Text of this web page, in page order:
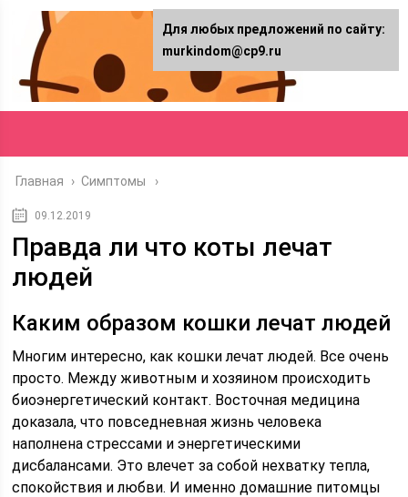
Главная › Симптомы
09.12.2019
Правда ли что коты лечат
людей
Каким образом кошки лечат людей
Многим интересно, как кошки лечат людей. Все очень
просто. Между животным и хозяином происходить
биоэнергетический контакт. Восточная медицина
доказала, что повседневная жизнь человека
наполнена стрессами и энергетическими
дисбалансами. Это влечет за собой нехватку тепла,
спокойствия и любви. И именно домашние питомцы
Для любых предложений по сайту:
murkindom@cp9.ru